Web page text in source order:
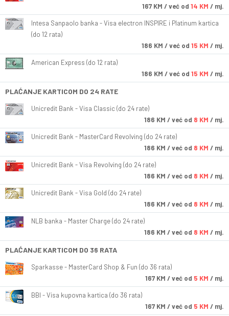
167 KM / već od 14 KM / mj.
Intesa Sanpaolo banka - Visa electron INSPIRE i Platinum kartica
(do 12 rata)
186 KM / već od 15 KM / mj.
American Express (do 12 rata)
186 KM / već od 15 KM / mj.
PLAĆANJE KARTICOM DO 24 RATE
Unicredit Bank - Visa Classic (do 24 rate)
186 KM / već od 8 KM / mj.
Unicredit Bank - MasterCard Revolving (do 24 rate)
186 KM / već od 8 KM / mj.
Unicredit Bank - Visa Revolving (do 24 rate)
186 KM / već od 8 KM / mj.
Unicredit Bank - Visa Gold (do 24 rate)
186 KM / već od 8 KM / mj.
NLB banka - Master Charge (do 24 rate)
186 KM / već od 8 KM / mj.
PLAĆANJE KARTICOM DO 36 RATA
Sparkasse - MasterCard Shop & Fun (do 36 rata)
167 KM / već od 5 KM / mj.
BBI - Visa kupovna kartica (do 36 rata)
167 KM / već od 5 KM / mj.